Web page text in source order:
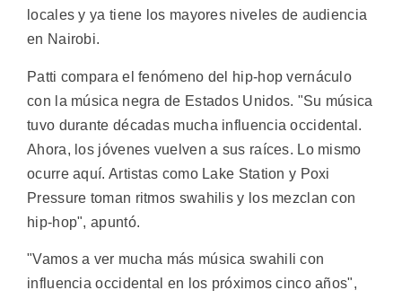
locales y ya tiene los mayores niveles de audiencia
en Nairobi.
Patti compara el fenómeno del hip-hop vernáculo
con la música negra de Estados Unidos. "Su música
tuvo durante décadas mucha influencia occidental.
Ahora, los jóvenes vuelven a sus raíces. Lo mismo
ocurre aquí. Artistas como Lake Station y Poxi
Pressure toman ritmos swahilis y los mezclan con
hip-hop", apuntó.
"Vamos a ver mucha más música swahili con
influencia occidental en los próximos cinco años",